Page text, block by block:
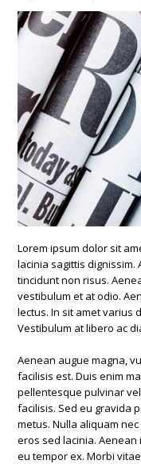
Lorem ipsum dolor sit
lacinia sagittis
tincidunt non risus.
vestibulum et at odio.
lectus. In sit amet varius
Vestibulum at libero ac
Aenean augue magna,
facilisis est. Duis enim
pellentesque pulvinar
facilisis. Sed eu gravida
metus. Nulla aliquam
eros sed lacinia. Aenean
eu tempor ex. Morbi